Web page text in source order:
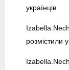
українців
розмістили